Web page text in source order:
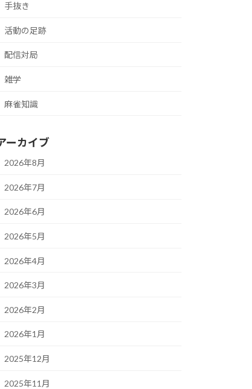
手抜き
活動の足跡
配信対局
雑学
麻雀知識
ーカイブ
2026年8月
2026年7月
2026年6月
2026年5月
2026年4月
2026年3月
2026年2月
2026年1月
2025年12月
2025年11月